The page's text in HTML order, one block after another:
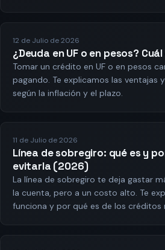
12 de Julio de 2026
¿Deuda en UF o en pesos?
Tomar un crédito en UF o en pesos
pagando. Te explicamos las ventajas
según la inflación y el plazo.
11 de Julio de 2026
Línea de sobregiro: qué es y
evitarla (2026)
La línea de sobregiro te deja gastar
la cuenta, pero a un costo alto. Te
funciona y por qué es de los créditos